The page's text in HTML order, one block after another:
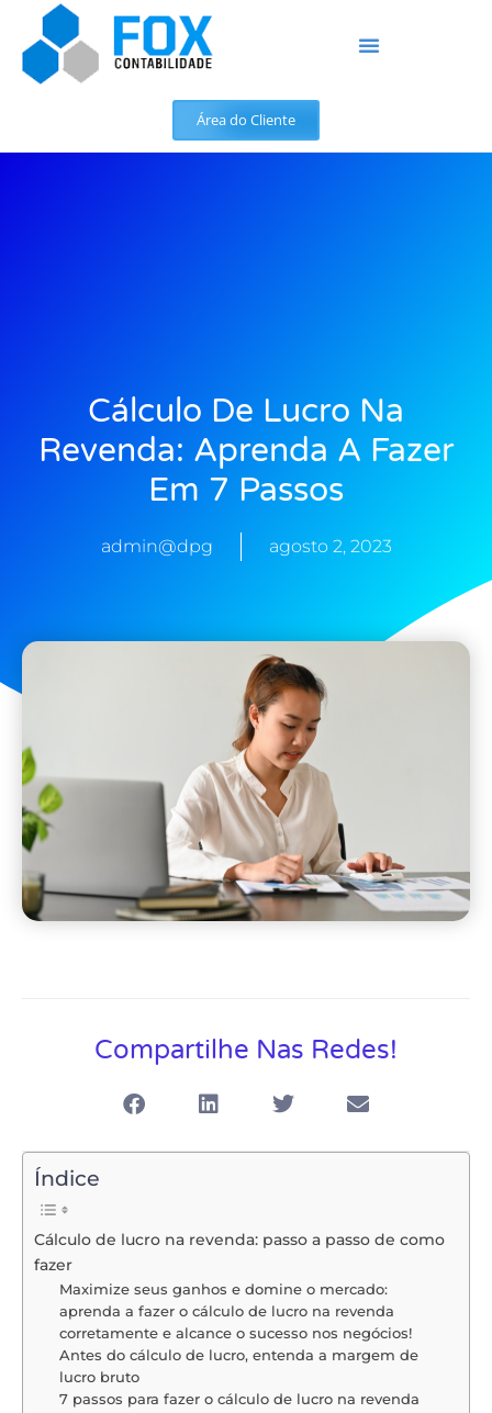
Área do Cliente
Cálculo De Lucro Na
Revenda: Aprenda A Fazer
Em 7 Passos
admin@dpg agosto 2, 2023
Compartilhe Nas Redes!
Índice
Cálculo de lucro na revenda: passo a passo de como
fazer
Maximize seus ganhos e domine o mercado:
aprenda a fazer o cálculo de lucro na revenda
corretamente e alcance o sucesso nos negócios!
Antes do cálculo de lucro, entenda a margem de
lucro bruto
7 passos para fazer o cálculo de lucro na revenda